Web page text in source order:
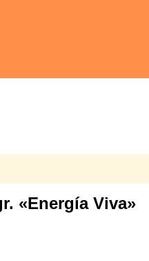
«Energía Viva»